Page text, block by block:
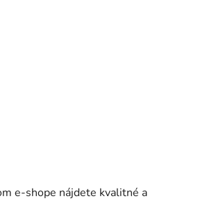
e-shope nájdete kvalitné a